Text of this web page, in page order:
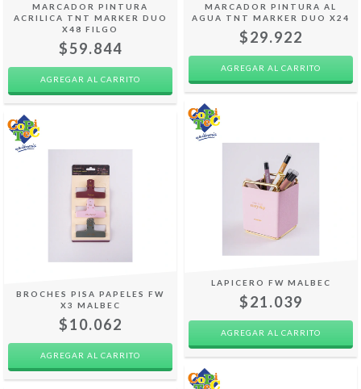
MARCADOR PINTURA
ACRILICA TNT MARKER DUO
X48 FILGO
$59.844
MARCADOR PINTURA AL
AGUA TNT MARKER DUO X24
$29.922
BROCHES PISA PAPELES FW
X3 MALBEC
$10.062
LAPICERO FW MALBEC
$21.039